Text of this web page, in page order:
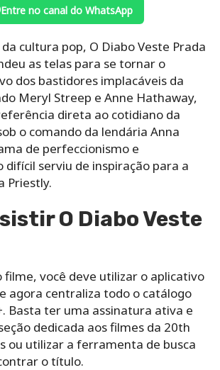
Entre no canal do WhatsApp
cultura pop, O Diabo Veste Prada
as telas para se tornar o
dos bastidores implacáveis da
Meryl Streep e Anne Hathaway,
direta ao cotidiano da
o comando da lendária Anna
de perfeccionismo e
serviu de inspiração para a
Priestly.
O Diabo Veste
filme, você deve utilizar o aplicativo
agora centraliza todo o catálogo
Basta ter uma assinatura ativa e
dedicada aos filmes da 20th
ou utilizar a ferramenta de busca
o título.